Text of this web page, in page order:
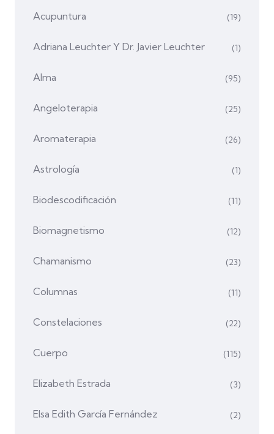
Acupuntura (19)
Adriana Leuchter Y Dr. Javier Leuchter (1)
Alma (95)
Angeloterapia (25)
Aromaterapia (26)
Astrología (1)
Biodescodificación (11)
Biomagnetismo (12)
Chamanismo (23)
Columnas (11)
Constelaciones (22)
Cuerpo (115)
Elizabeth Estrada (3)
Elsa Edith García Fernández (2)